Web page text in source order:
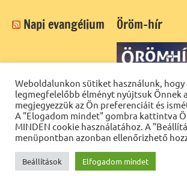
Napi evangélium Öröm-hír
Weboldalunkon sütiket használunk, hogy
legmegfelelőbb élményt nyújtsuk Önnek
megjegyezzük az Ön preferenciáit és
A "Elogadom mindet" gombra kattintva
MINDEN cookie használatához. A
menüpontban azonban ellenőrizhető
Beállítások Elfogadom mindet